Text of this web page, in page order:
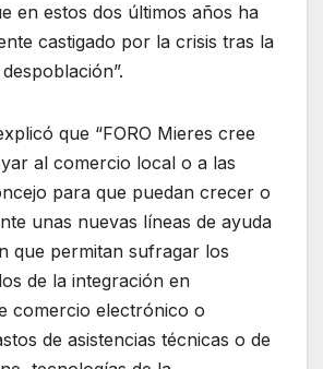
en estos dos últimos años ha
castigado por la crisis tras la
que “FORO Mieres cree
al comercio local o a las
para que puedan crecer o
unas nuevas líneas de ayuda
que permitan sufragar los
de la integración en
comercio electrónico o
de asistencias técnicas o de